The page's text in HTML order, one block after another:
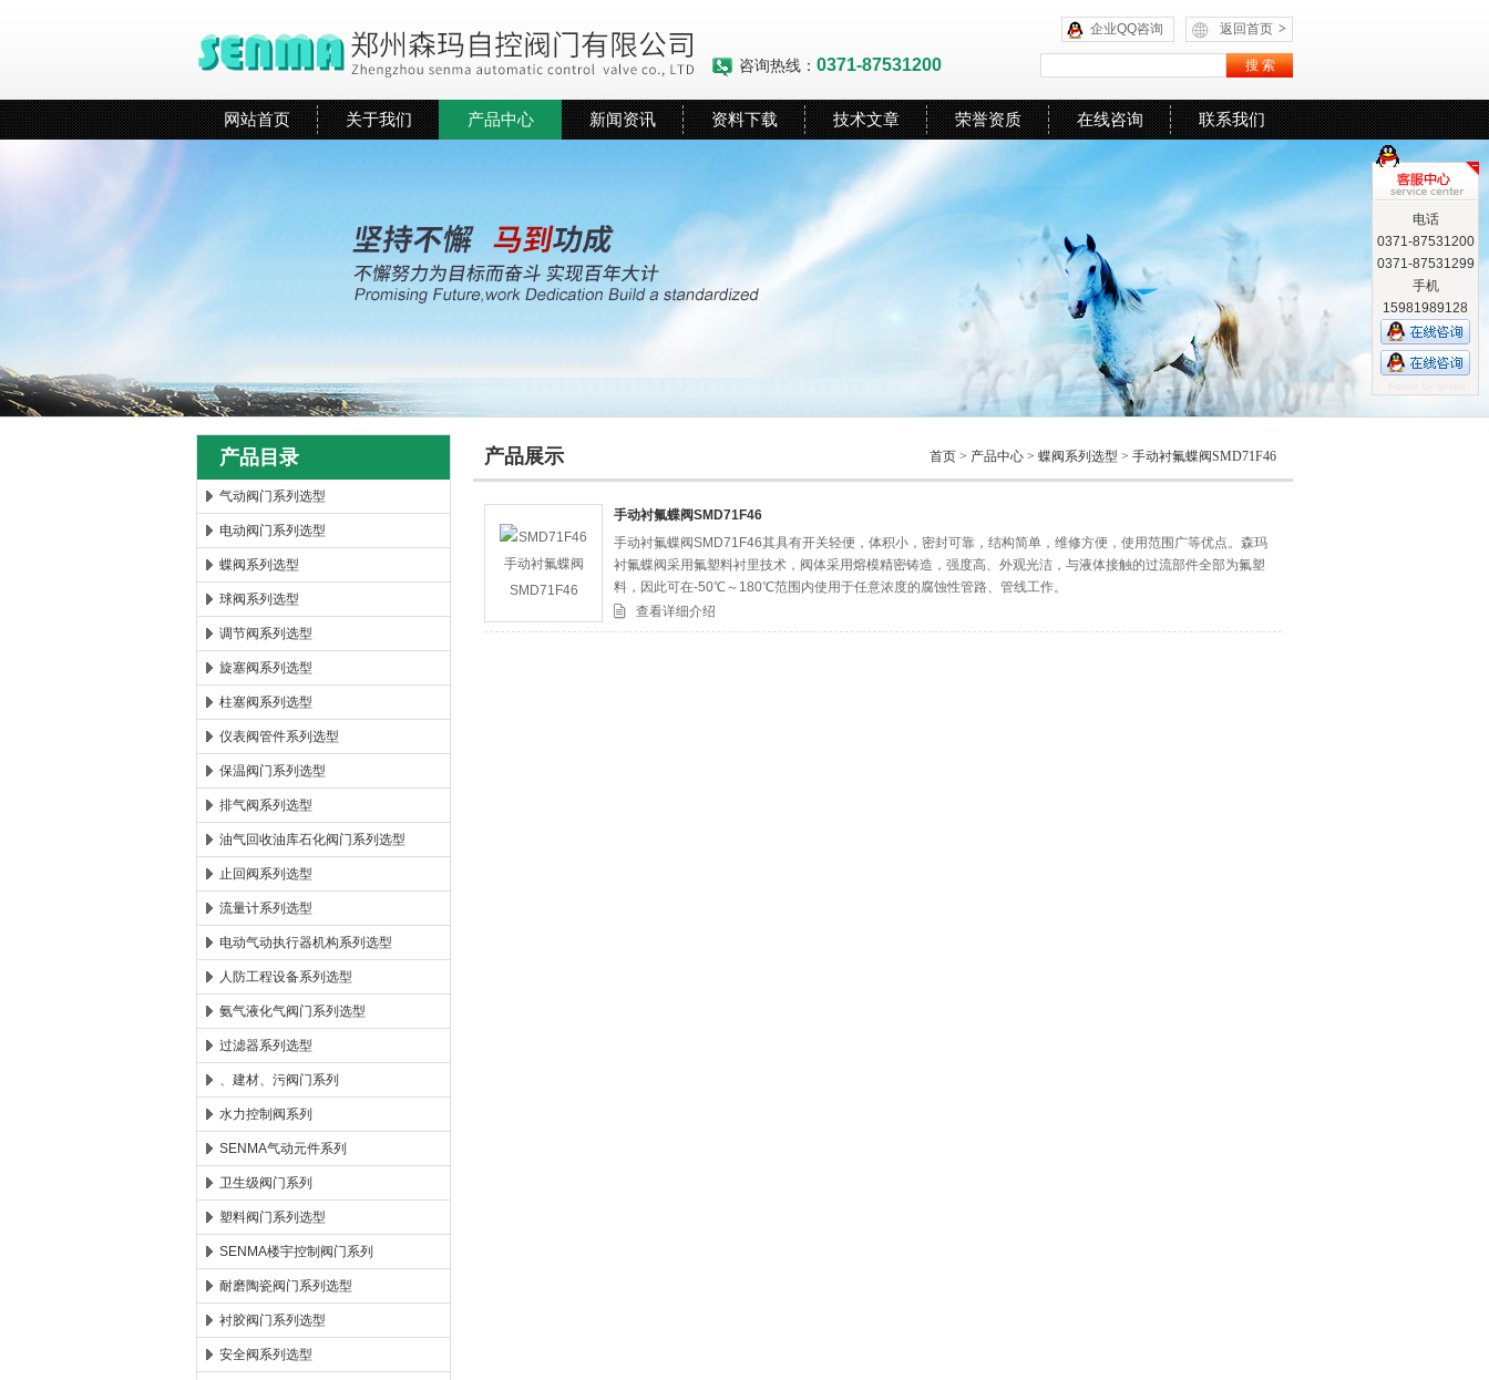
郑州森玛自控阀门有限公司
返回首页 >
企业QQ咨询
咨询热线： 0371-87531200
网站首页 关于我们 产品中心 新闻资讯 资料下载 技术文章 荣誉资质 在线咨询 联系我们
产品目录
气动阀门系列选型
电动阀门系列选型
蝶阀系列选型
球阀系列选型
调节阀系列选型
旋塞阀系列选型
柱塞阀系列选型
仪表阀管件系列选型
保温阀门系列选型
排气阀系列选型
油气回收油库石化阀门系列选型
止回阀系列选型
流量计系列选型
电动气动执行器机构系列选型
人防工程设备系列选型
氨气液化气阀门系列选型
过滤器系列选型
、建材、污阀门系列
水力控制阀系列
SENMA气动元件系列
卫生级阀门系列
塑料阀门系列选型
SENMA楼宇控制阀门系列
耐磨陶瓷阀门系列选型
衬胶阀门系列选型
安全阀系列选型
产品展示 首页 > 产品中心 > 蝶阀系列选型 > 手动衬氟蝶阀SMD71F46
手动衬氟蝶阀SMD71F46
手动衬氟蝶阀SMD71F46其具有开关轻便，体积小，密封可靠，结构简单，维修方便，使用范围广等优点。森玛
衬氟蝶阀采用氟塑料衬里技术，阀体采用熔模精密铸造，强度高、外观光洁，与液体接触的过流部件全部为氟塑
料，因此可在-50℃～180℃范围内使用于任意浓度的腐蚀性管路、管线工作。
查看详细介绍
电话
0371-87531200
0371-87531299
手机
15981989128